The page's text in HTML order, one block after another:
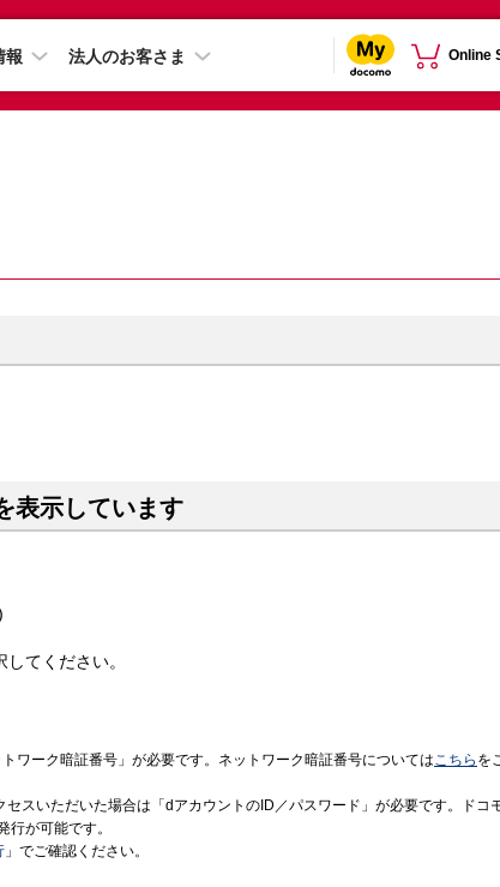
報 法人のお客さま Online
表示しています
てください。
ワーク暗証番号」が必要です。ネットワーク暗証番号についてはこちら を
スいただいた場合は「dアカウントのID／パスワード」が必要です。ドコ
が可能です。
」でご確認ください。